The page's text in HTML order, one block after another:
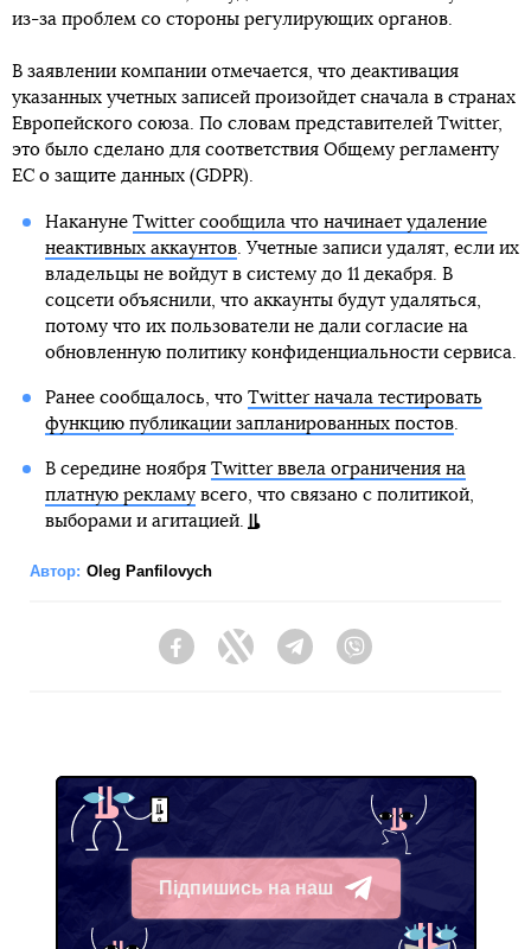
из-за проблем со стороны регулирующих органов.
В заявлении компании отмечается, что деактивация
указанных учетных записей произойдет сначала в странах
Европейского союза. По словам представителей Twitter,
это было сделано для соответствия Общему регламенту
ЕС о защите данных (GDPR).
Накануне Twitter сообщила что начинает удаление
неактивных аккаунтов. Учетные записи удалят, если их
владельцы не войдут в систему до 11 декабря. В
соцсети объяснили, что аккаунты будут удаляться,
потому что их пользователи не дали согласие на
обновленную политику конфиденциальности сервиса.
Ранее сообщалось, что Twitter начала тестировать
функцию публикации запланированных постов.
В середине ноября Twitter ввела ограничения на
платную рекламувсего, что связано с политикой,
выборами и агитацией.
Автор: Oleg Panfilovych
FacebookTwitter Telegram
Підпишись на наш
Telegram